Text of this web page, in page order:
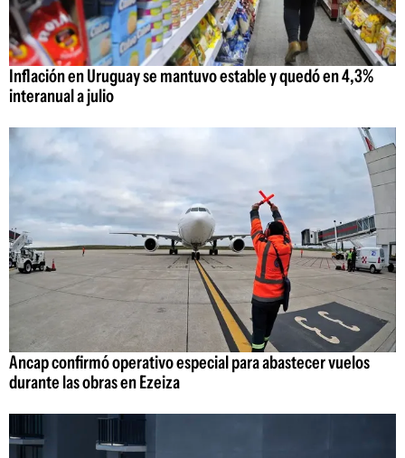
Inflación en Uruguay se mantuvo estable y quedó en 4,3%
interanual a julio
Ancap confirmó operativo especial para abastecer vuelos
durante las obras en Ezeiza